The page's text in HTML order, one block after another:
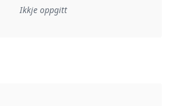
Referanse til ei implementeringsregel eller
Ikkje oppgitt